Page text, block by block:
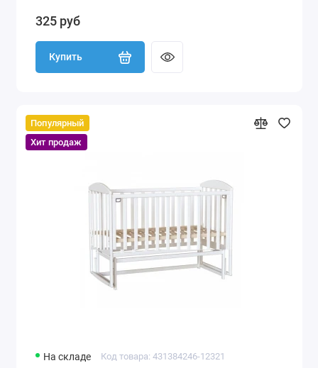
325 руб
Купить
Популярный
Хит продаж
На складе Код товара: 431384246-12321